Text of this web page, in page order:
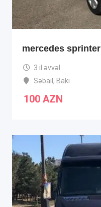
mercedes
3 il əvvəl
Səbail , Bakı
100 AZN